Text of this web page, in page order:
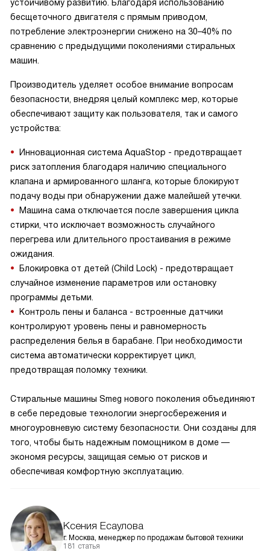
устойчивому развитию. Благодаря использованию
бесщеточного двигателя с прямым приводом,
потребление электроэнергии снижено на 30–40% по
сравнению с предыдущими поколениями стиральных
машин.
Производитель уделяет особое внимание вопросам
безопасности, внедряя целый комплекс мер, которые
обеспечивают защиту как пользователя, так и самого
устройства:
Инновационная система AquaStop - предотвращает
риск затопления благодаря наличию специального
клапана и армированного шланга, которые блокируют
подачу воды при обнаружении даже малейшей утечки.
Машина сама отключается после завершения цикла
стирки, что исключает возможность случайного
перегрева или длительного простаивания в режиме
ожидания.
Блокировка от детей (Child Lock) - предотвращает
случайное изменение параметров или остановку
программы детьми.
Контроль пены и баланса - встроенные датчики
контролируют уровень пены и равномерность
распределения белья в барабане. При необходимости
система автоматически корректирует цикл,
предотвращая поломку техники.
Стиральные машины Smeg нового поколения объединяют
в себе передовые технологии энергосбережения и
многоуровневую систему безопасности. Они созданы для
того, чтобы быть надежным помощником в доме —
экономя ресурсы, защищая семью от рисков и
обеспечивая комфортную эксплуатацию.
Ксения Есаулова
г. Москва, менеджер по продажам бытовой техники
181 статья